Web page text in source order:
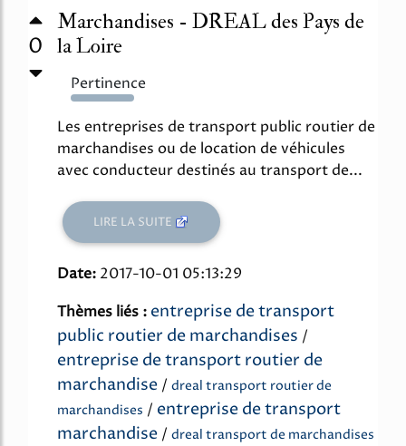
0
Marchandises - DREAL des Pays de
la Loire
Pertinence
156%
Les entreprises de transport public routier de
marchandises ou de location de véhicules
avec conducteur destinés au transport de...
LIRE LA SUITE
Date: 2017-10-01 05:13:29
Thèmes liés : entreprise de transport
public routier de marchandises /
entreprise de transport routier de
marchandise / dreal transport routier de
marchandises / entreprise de transport
marchandise / dreal transport de marchandises